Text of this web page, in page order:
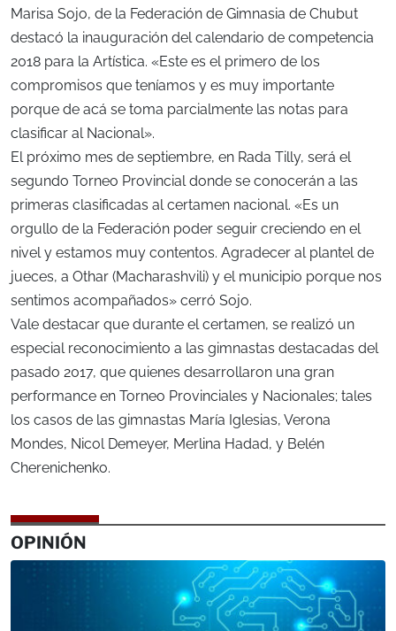
Marisa Sojo, de la Federación de Gimnasia de Chubut
destacó la inauguración del calendario de competencia
2018 para la Artística. «Este es el primero de los
compromisos que teníamos y es muy importante
porque de acá se toma parcialmente las notas para
clasificar al Nacional».
El próximo mes de septiembre, en Rada Tilly, será el
segundo Torneo Provincial donde se conocerán a las
primeras clasificadas al certamen nacional. «Es un
orgullo de la Federación poder seguir creciendo en el
nivel y estamos muy contentos. Agradecer al plantel de
jueces, a Othar (Macharashvili) y el municipio porque nos
sentimos acompañados» cerró Sojo.
Vale destacar que durante el certamen, se realizó un
especial reconocimiento a las gimnastas destacadas del
pasado 2017, que quienes desarrollaron una gran
performance en Torneo Provinciales y Nacionales; tales
los casos de las gimnastas María Iglesias, Verona
Mondes, Nicol Demeyer, Merlina Hadad, y Belén
Cherenichenko.
OPINIÓN